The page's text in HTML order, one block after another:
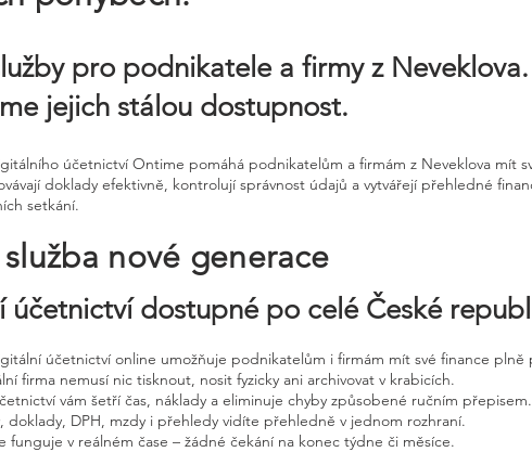
pro podnikatele a firmy z
jejich stálou dostupnost.
účetnictví Ontime pomáhá podnikatelům a firmám z Neveklova mít
doklady efektivně, kontrolují správnost údajů a vytvářejí přehledné
setkání.
nové generace
účetnictví dostupné po celé České
účetnictví online umožňuje podnikatelům i firmám mít své finance
firma nemusí nic tisknout, nosit fyzicky ani archivovat v krabicích.
vám šetří čas, náklady a eliminuje chyby způsobené ručním přepisem.
doklady, DPH, mzdy i přehledy vidíte přehledně v jednom rozhraní.
funguje v reálném čase – žádné čekání na konec týdne či měsíce.